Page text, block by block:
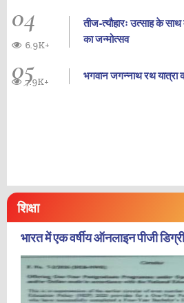
04
तीज-त्यौहारः उत्साह के
का जन्‍मोत्‍सव
6.9K+
05 भगवान जगन्नाथ रथ यात्रा
7.9K+
शिक्षा
भारत में एक वर्षीय ऑनलाइन पीजी